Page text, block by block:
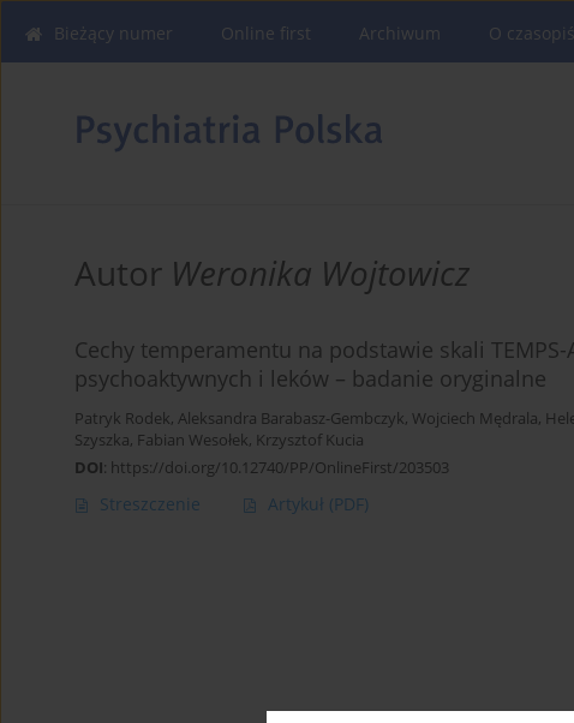
Bieżący numer Online first Archiwum O
Autor Weronika Wojtowicz
Cechy temperamentu na podstawie skali
psychoaktywnych i leków – badanie oryginalne
Patryk Rodek, Aleksandra Barabasz-Gembczyk, Wojciech Mędrala,
Szyszka, Fabian Wesołek, Krzysztof Kucia
DOI: https://doi.org/10.12740/PP/OnlineFirst/203503
Streszczenie Artykuł (PDF)